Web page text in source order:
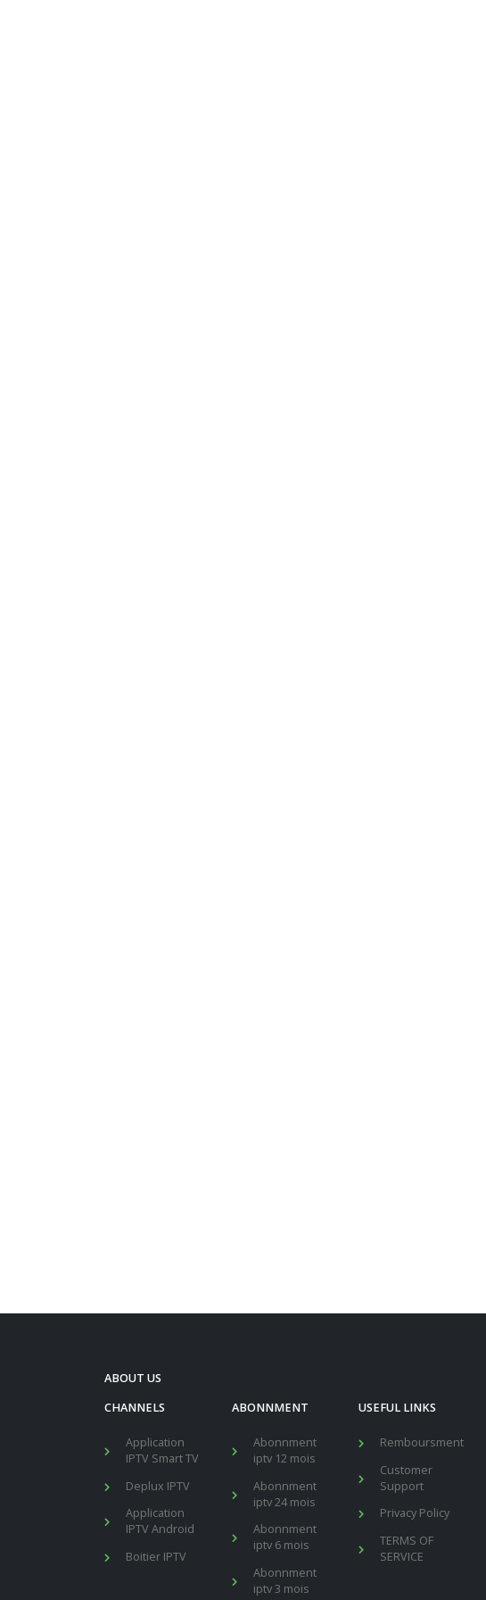
ABOUT US
CHANNELS
Application
IPTV Smart TV
Deplux IPTV
Application
IPTV Android
Boitier IPTV
ABONNMENT
Abonnment
iptv 12 mois
Abonnment
iptv 24 mois
Abonnment
iptv 6 mois
Abonnment
iptv 3 mois
USEFUL LINKS
Remboursment
Customer
Support
Privacy Policy
TERMS OF
SERVICE